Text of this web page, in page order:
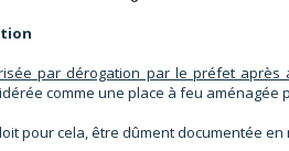
par dérogation par le préfet après
comme une place à feu aménagée
pour cela, être dûment documentée